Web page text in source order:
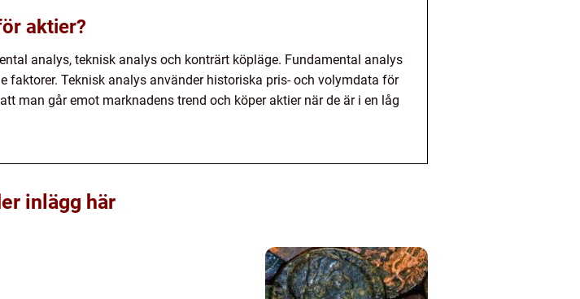
aktier?
analys, teknisk analys och konträrt köpläge. Fundamental analys
Teknisk analys använder historiska pris- och volymdata för
man går emot marknadens trend och köper aktier när de är i en låg
inlägg här